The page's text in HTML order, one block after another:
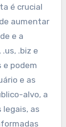
aumentar
e a
.biz e
e podem
e as
alvo, a
as